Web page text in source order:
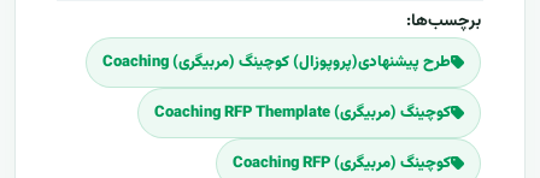
برچسب‌ها:
طرح پیشنهادی(پروپوزال) کوچینگ (مربیگری) Coaching
کوچینگ (مربیگری) Coaching RFP Themplate
کوچینگ (مربیگری) Coaching RFP